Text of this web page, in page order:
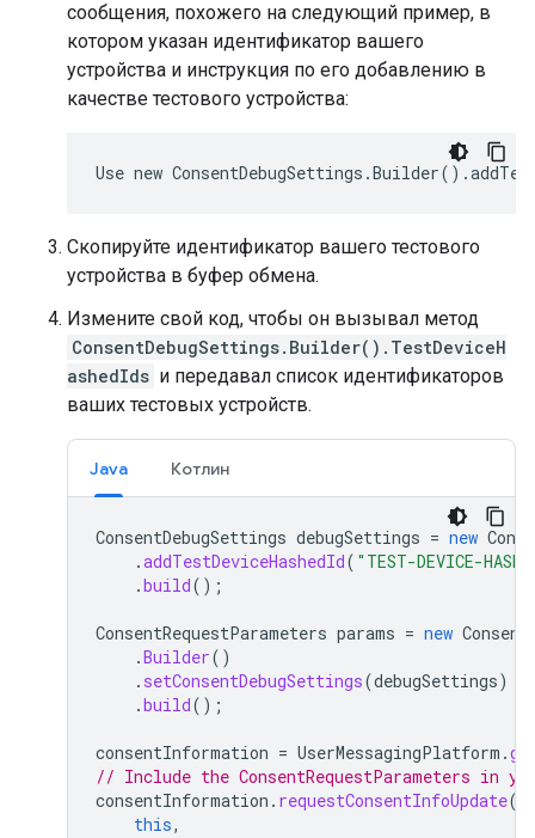
сообщения, похожего на следующий пример, в
котором указан идентификатор вашего
устройства и инструкция по его добавлению в
качестве тестового устройства:
Скопируйте идентификатор вашего тестового
устройства в буфер обмена.
Измените свой код, чтобы он вызывал метод
ConsentDebugSettings.Builder().TestDeviceH
ashedIds и передавал список идентификаторов
ваших тестовых устройств.
Java Котлин
ConsentDebugSettings debugSettings = new
.addTestDeviceHashedId( "TEST-DEVICE-
.build();
ConsentRequestParameters params = new
.Builder()
. setConsentDebugSettings(debugSettings)
.build();
consentInformation = UserMessagingPlatform .
// Include the ConsentRequestParameters in
consentInformation . requestConsentInfoUpdate(
this,